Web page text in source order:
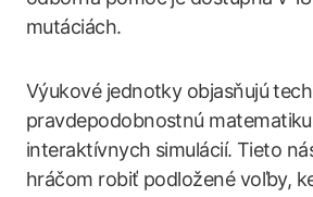
mutáciách.
Výukové jednotky objasňujú
pravdepodobnostnú
interaktívnych simulácií. Tieto
hráčom robiť podložené voľby,